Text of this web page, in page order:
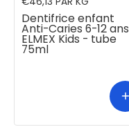
Dentifrice enfant
Anti-Caries 6-12 ans
ELMEX Kids - tube
75ml